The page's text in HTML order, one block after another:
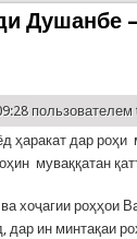
Душанбе
пользователем
ҳаракат дар
муваққатан
хоҷагии роҳҳои
ин минтақаи